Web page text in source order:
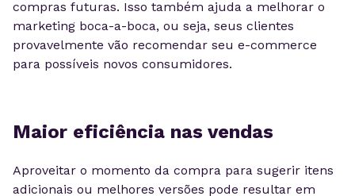
compras futuras. Isso também ajuda a melhorar o
marketing boca-a-boca, ou seja, seus clientes
provavelmente vão recomendar seu e-commerce
para possíveis novos consumidores.
Maior eficiência nas vendas
Aproveitar o momento da compra para sugerir itens
adicionais ou melhores versões pode resultar em